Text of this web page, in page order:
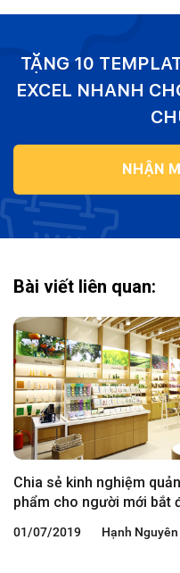
TẶNG 10
EXCEL NHANH
NHẬN
Bài viết liên quan:
Chia sẻ kinh nghiệm
phẩm cho người mới bắt
01/07/2019 Hạnh Nguyên